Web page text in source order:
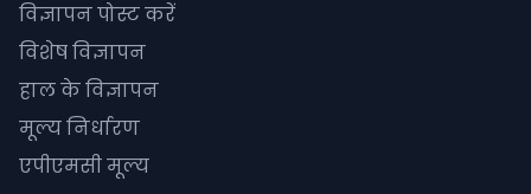
विज्ञापन पोस्ट करें
विशेष विज्ञापन
हाल के विज्ञापन
मूल्य निर्धारण
एपीएमसी मूल्य